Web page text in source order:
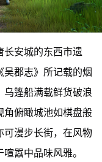
长安城的东西市遗
吴郡志》所记载的烟
乌篷船满载鲜货破浪
角俯瞰城池如棋盘般
可漫步长街，在风物
嚣中品味风雅。